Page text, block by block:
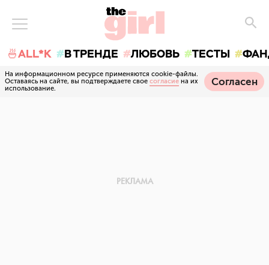
🍜ALL*K В ТРЕНДЕ ЛЮБОВЬ ТЕСТЫ
На информационном ресурсе применяются cookie-файлы.
Оставаясь на сайте, вы подтверждаете свое согласие на их
использование.
Согласен